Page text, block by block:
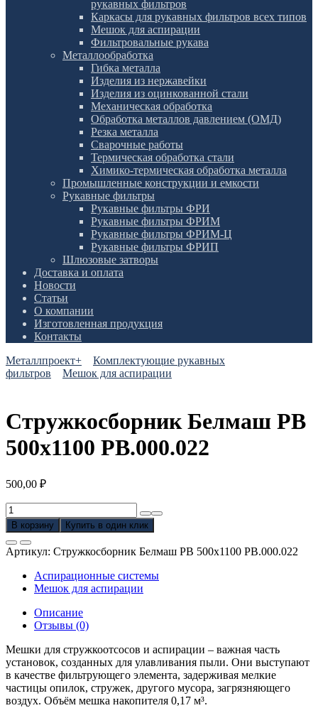
рукавных фильтров
Каркасы для рукавных фильтров всех типов
Мешок для аспирации
Фильтровальные рукава
Металлообработка
Гибка металла
Изделия из нержавейки
Изделия из оцинкованной стали
Механическая обработка
Обработка металлов давлением (ОМД)
Резка металла
Сварочные работы
Термическая обработка стали
Химико-термическая обработка металла
Промышленные конструкции и емкости
Рукавные фильтры
Рукавные фильтры ФРИ
Рукавные фильтры ФРИМ
Рукавные фильтры ФРИМ-Ц
Рукавные фильтры ФРИП
Шлюзовые затворы
Доставка и оплата
Новости
Статьи
О компании
Изготовленная продукция
Контакты
Металлпроект+
Комплектующие рукавных
фильтров
Мешок для аспирации
Стружкосборник Белмаш PB
500х1100 PB.000.022
500,00 ₽
Количество
товара
Стружкосборник
Белмаш
PB
500х1100
PB.000.022
В корзину Купить в один клик
Артикул: Стружкосборник Белмаш PB 500х1100 PB.000.022
Аспирационные системы
Мешок для аспирации
Описание
Отзывы (0)
Мешки для стружкоотсосов и аспирации – важная часть
установок, созданных для улавливания пыли. Они выступают
в качестве фильтрующего элемента, задерживая мелкие
частицы опилок, стружек, другого мусора, загрязняющего
воздух. Объём мешка накопителя 0,17 м³.